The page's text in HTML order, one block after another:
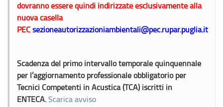
dovranno essere quindi indirizzate esclusivamente alla
nuova casella
PECsezioneautorizzazioniambientali@pec.rupar.puglia.it
Scadenza del primo intervallo temporale quinquennale
per l’aggiornamento professionale obbligatorio per
Tecnici Competenti in Acustica (TCA) iscritti in
ENTECA.Scarica avviso